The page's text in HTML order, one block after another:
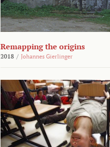
Remapping the origins
2018 / Johannes Gierlinger